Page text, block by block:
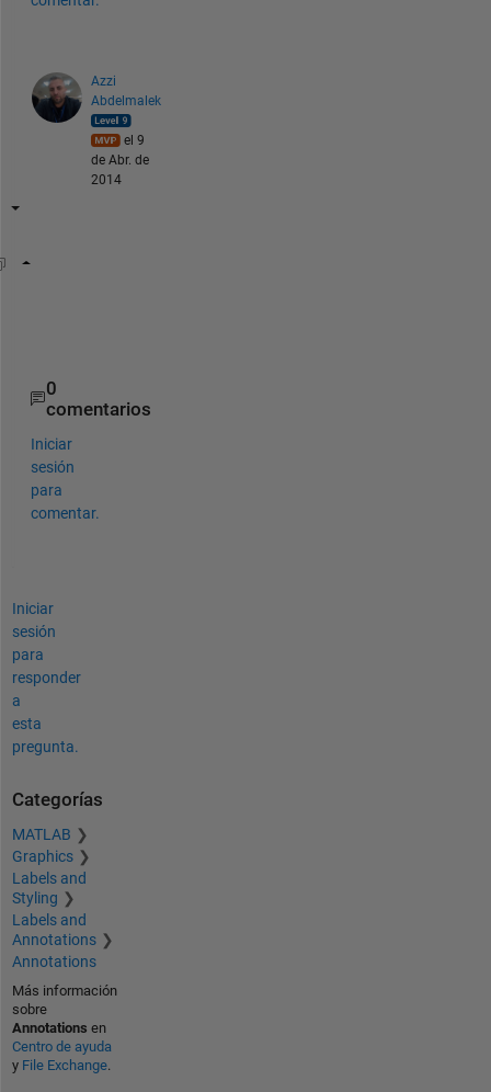
Azzi
Abdelmalek
el 9
de Abr. de
2014
0
comentarios
Iniciar
sesión
para
comentar.
Iniciar
sesión
para
responder
a
esta
pregunta.
Categorías
MATLAB
Graphics
Labels and
Styling
Labels and
Annotations
Annotations
Más información
sobre
Annotations en
Centro de ayuda
y File Exchange.